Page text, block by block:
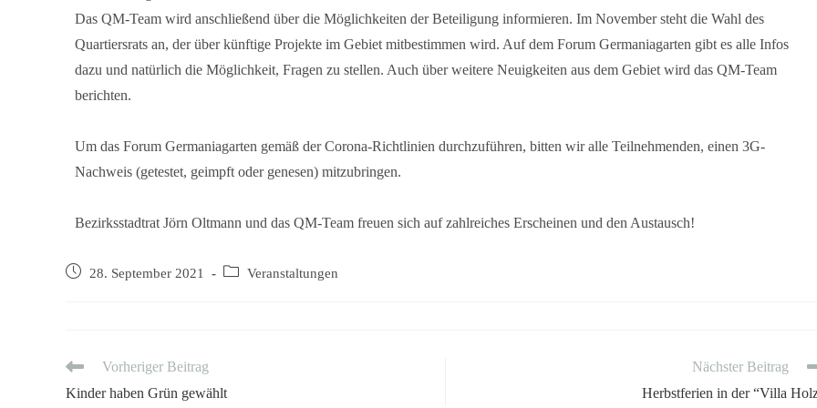
Das QM-Team wird anschließend über die Möglichkeiten der Beteiligung informieren. Im November steht die Wahl des
Quartiersrats an, der über künftige Projekte im Gebiet mitbestimmen wird. Auf dem Forum Germaniagarten gibt es alle Infos
dazu und natürlich die Möglichkeit, Fragen zu stellen. Auch über weitere Neuigkeiten aus dem Gebiet wird das QM-Team
berichten.
Um das Forum Germaniagarten gemäß der Corona-Richtlinien durchzuführen, bitten wir alle Teilnehmenden, einen 3G-
Nachweis (getestet, geimpft oder genesen) mitzubringen.
Bezirksstadtrat Jörn Oltmann und das QM-Team freuen sich auf zahlreiches Erscheinen und den Austausch!
28. September 2021 Veranstaltungen
Vorheriger Beitrag
Kinder haben Grün gewählt
Nächster Beitrag
Herbstferien in der “Villa